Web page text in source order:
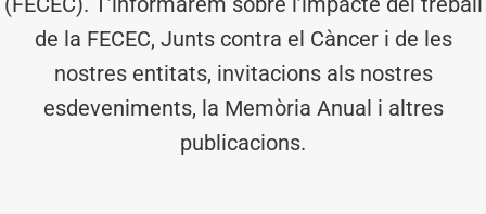
de la FECEC, Junts contra el Càncer i de les
nostres entitats, invitacions als nostres
esdeveniments, la Memòria Anual i altres
publicacions.